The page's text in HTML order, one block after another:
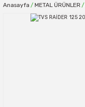
Anasayfa METAL ÜRÜNLER